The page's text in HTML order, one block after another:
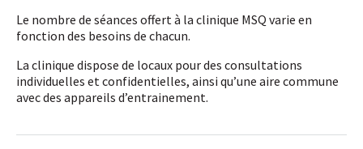
Le nombre de séances offert à la clinique MSQ varie en
fonction des besoins de chacun.
La clinique dispose de locaux pour des consultations
individuelles et confidentielles, ainsi qu’une aire commune
avec des appareils d’entrainement.